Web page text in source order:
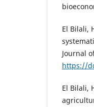
El Bilali,
Journal
https://
El Bilali,